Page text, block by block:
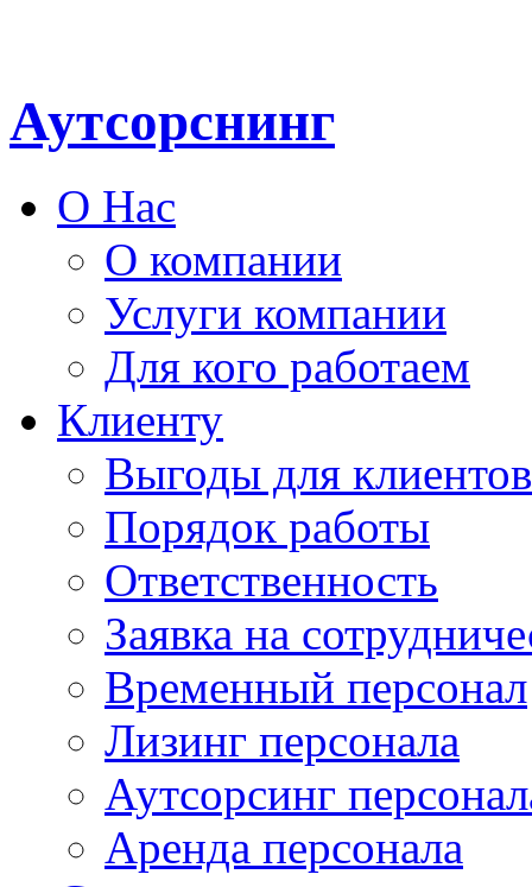
Аутсорснинг
О Нас
О компании
Услуги компании
Для кого работаем
Клиенту
Выгоды для клиентов
Порядок работы
Ответственность
Заявка на
Временный персонал
Лизинг персонала
Аутсорсинг
Аренда персонала